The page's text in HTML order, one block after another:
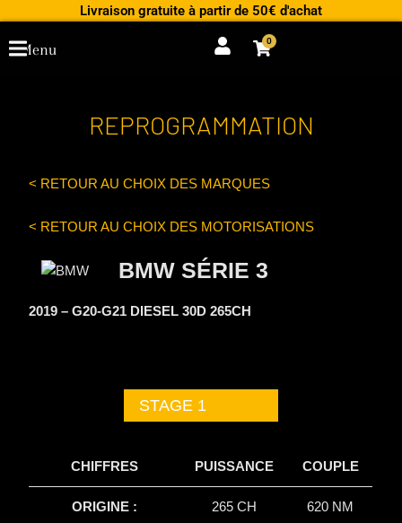
contenu
Livraison gratuite à partir de 50€ d'achat
0
Cart
Menu
REPROGRAMMATION
< RETOUR AU CHOIX DES MARQUES
< RETOUR AU CHOIX DES MOTORISATIONS
BMW SÉRIE 3
2019 – G20-G21 DIESEL 30D 265CH
STAGE 1
CHIFFRES PUISSANCE COUPLE
ORIGINE : 265 CH 620 NM